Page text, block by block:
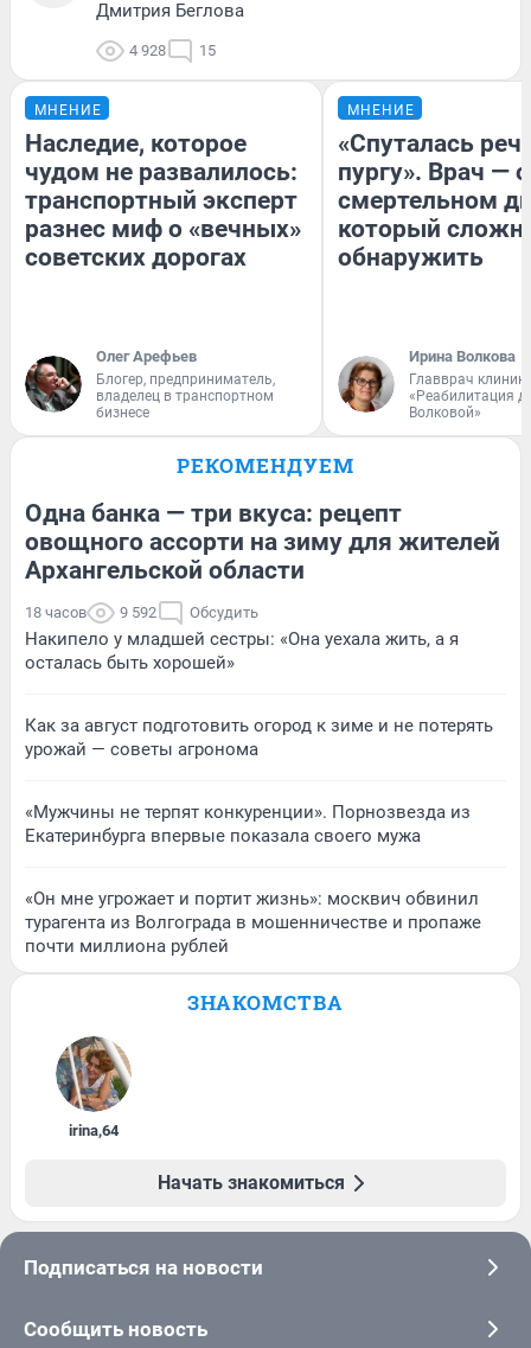
Дмитрия Беглова
4 928 15
МНЕНИЕ
Наследие, которое
чудом не развалилось:
транспортный эксперт
разнес миф о «вечных»
советских дорогах
Олег Арефьев
Блогер, предприниматель,
владелец в транспортном
бизнесе
МНЕНИЕ
«Спуталась
пургу». Врач — о
смертельном
который
обнаружить
Ирина Волкова
Главврач
«Реабилитация
Волковой»
РЕКОМЕНДУЕМ
Одна банка — три вкуса: рецепт
овощного ассорти на зиму для жителей
Архангельской области
18 часов 9 592 Обсудить
Накипело у младшей сестры: «Она уехала жить, а я
осталась быть хорошей»
Как за август подготовить огород к зиме и не потерять
урожай — советы агронома
«Мужчины не терпят конкуренции». Порнозвезда из
Екатеринбурга впервые показала своего мужа
«Он мне угрожает и портит жизнь»: москвич обвинил
турагента из Волгограда в мошенничестве и пропаже
почти миллиона рублей
ЗНАКОМСТВА
irina,64
Начать знакомиться
Подписаться на новости
Сообщить новость